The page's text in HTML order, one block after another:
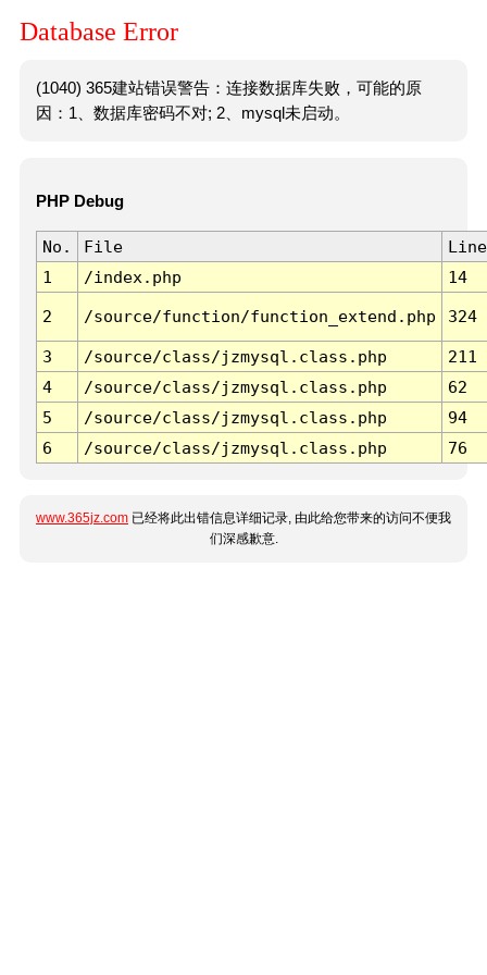
Database Error
(1040) 365建站错误警告：连接数据库失败，可能的原
因：1、数据库密码不对; 2、mysql未启动。
PHP Debug
No. File
Line
1
/index.php 14
2 /source/function/function_extend.php 324
3 /source/class/jzmysql.class.php
211
4
/source/class/jzmysql.class.php
62
5
/source/class/jzmysql.class.php
94
6
/source/class/jzmysql.class.php 76
www.365jz.com 已经将此出错信息详细记录, 由此给您带来的访问不便我
们深感歉意.